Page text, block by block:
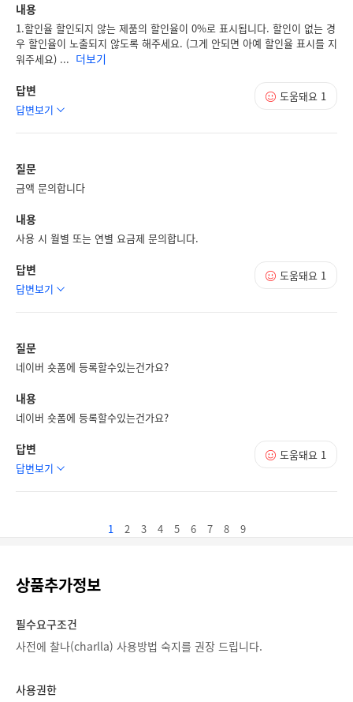
내용
1.할인율 할인되지 않는 제품의 할인율이 0%로 표시됩니다. 할인이 없는 경
우 할인율이 노출되지 않도록 해주세요. (그게 안되면 아예 할인율 표시를 지
워주세요) ... 더보기
도움돼요 1
답변
답변보기
질문
금액 문의합니다
내용
사용 시 월별 또는 연별 요금제 문의합니다.
도움돼요 1
답변
답변보기
질문
네이버 숏폼에 등록할수있는건가요?
내용
네이버 숏폼에 등록할수있는건가요?
도움돼요 1
답변
답변보기
1 2 3 4 5 6 7 8 9
상품추가정보
필수요구조건
사전에 찰나(charlla) 사용방법 숙지를 권장 드립니다.
사용권한